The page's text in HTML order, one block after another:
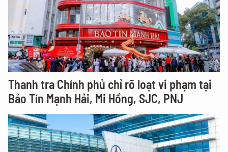
Thanh tra Chính phủ chỉ rõ loạt vi phạm tại
Bảo Tín Mạnh Hải, Mi Hồng, SJC, PNJ